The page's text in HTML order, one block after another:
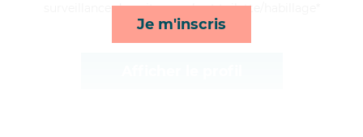
Je m'inscris
surveillance de nuit, rappels et toilette/habillage*